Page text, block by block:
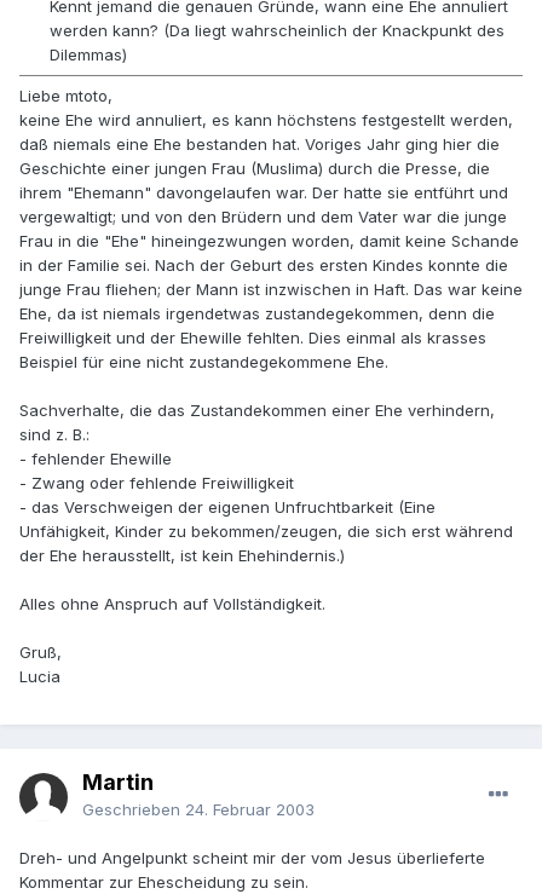
Kennt jemand die genauen Gründe, wann eine Ehe annuliert
werden kann? (Da liegt wahrscheinlich der Knackpunkt des
Dilemmas)
Liebe mtoto,
keine Ehe wird annuliert, es kann höchstens festgestellt werden,
daß niemals eine Ehe bestanden hat. Voriges Jahr ging hier die
Geschichte einer jungen Frau (Muslima) durch die Presse, die
ihrem "Ehemann" davongelaufen war. Der hatte sie entführt und
vergewaltigt; und von den Brüdern und dem Vater war die junge
Frau in die "Ehe" hineingezwungen worden, damit keine Schande
in der Familie sei. Nach der Geburt des ersten Kindes konnte die
junge Frau fliehen; der Mann ist inzwischen in Haft. Das war keine
Ehe, da ist niemals irgendetwas zustandegekommen, denn die
Freiwilligkeit und der Ehewille fehlten. Dies einmal als krasses
Beispiel für eine nicht zustandegekommene Ehe.
Sachverhalte, die das Zustandekommen einer Ehe verhindern,
sind z. B.:
- fehlender Ehewille
- Zwang oder fehlende Freiwilligkeit
- das Verschweigen der eigenen Unfruchtbarkeit (Eine
Unfähigkeit, Kinder zu bekommen/zeugen, die sich erst während
der Ehe herausstellt, ist kein Ehehindernis.)
Alles ohne Anspruch auf Vollständigkeit.
Gruß,
Lucia
Martin
Geschrieben 24. Februar 2003
Dreh- und Angelpunkt scheint mir der vom Jesus überlieferte
Kommentar zur Ehescheidung zu sein.